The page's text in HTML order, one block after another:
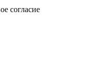
согласие